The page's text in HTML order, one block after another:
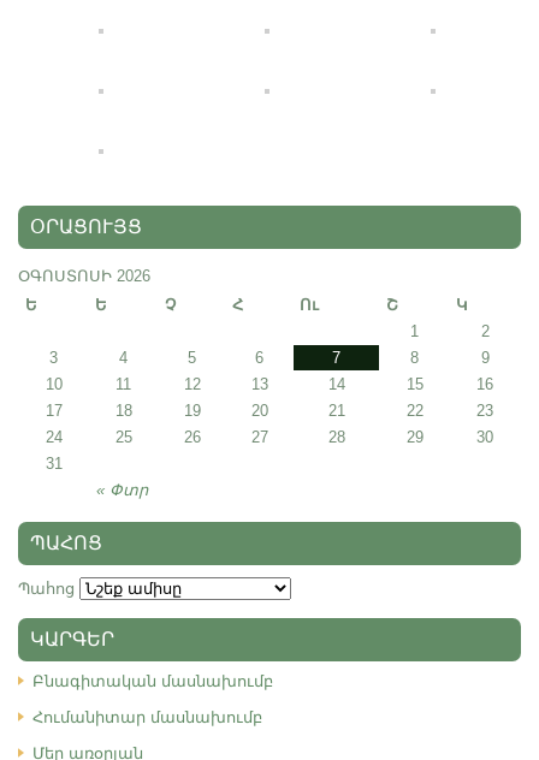
ՕՐԱՑՈՒՅՑ
ՕԳՈՍՏՈՍԻ 2026
Ե
Ե Չ Հ Ու Շ Կ
« Փտր
1
2
3
4 5 6 7 8
9
10
11 12 13 14 15
16
17
18 19 20 21 22
23
24
25 26 27 28 29
30
31
ՊԱՀՈՑ
Պահոց
ԿԱՐԳԵՐ
Բնագիտական մասնախումբ
Հումանիտար մասնախումբ
Մեր առօրյան